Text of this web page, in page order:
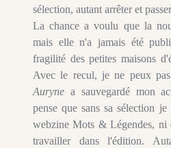
sélection, autant arrêter et
La chance a voulu que la
mais elle n'a jamais été
fragilité des petites maisons
Avec le recul, je ne peux
Auryne a sauvegardé mon
pense que sans sa sélection
webzine Mots & Légendes, ni
travailler dans l'édition.